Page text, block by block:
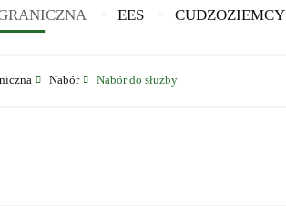
EES CUDZOZIEMCY
Nabór Nabór do służby